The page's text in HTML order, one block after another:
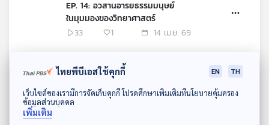
ดาวน์โหลด Thai PBS Podcast Application
EP. 14: อวสานอารยธรรมมนุษย์
ในมุมมองของวิทยาศาสตร์
33
1 14 เม.ย. 69
EP. 13: ไขปริศนา Neutrino
อนุภาคผู้กุมความลับของจักรวาล
กับ ดร.อรรถกฤต ฉัตรภูติ
32 1 07 เม.ย. 69
ไทยพีบีเอสใช้คุกกี้ EN TH
เว็บไซต์ของเรามีการจัดเก็บคุกกี้ โปรดศึกษาเพิ่มเติมที่นโยบายคุ้มครอง
ข้อมูลส่วนบุคคล
เพิ่มเติม